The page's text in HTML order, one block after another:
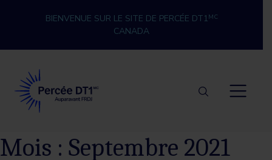
BIENVENUE SUR LE SITE DE PERCÉE DT1MC
CANADA
Mois : Septembre 2021